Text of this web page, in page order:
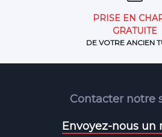
PRISE EN
GRATUITE
DE VOTRE ANCIEN
Contacter notre
Envoyez-nous un